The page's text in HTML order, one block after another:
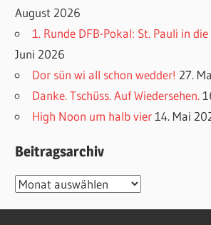
August 2026
1. Runde DFB-Pokal: St. Pauli in
Juni 2026
Dor sün wi all schon wedder! 27.
Danke. Tschüss. Auf Wiedersehen.
High Noon um halb vier 14. Mai
Beitragsarchiv
Beitragsarchiv